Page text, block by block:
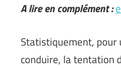
A lire en complément :
Statistiquement, pour
conduire, la tentation